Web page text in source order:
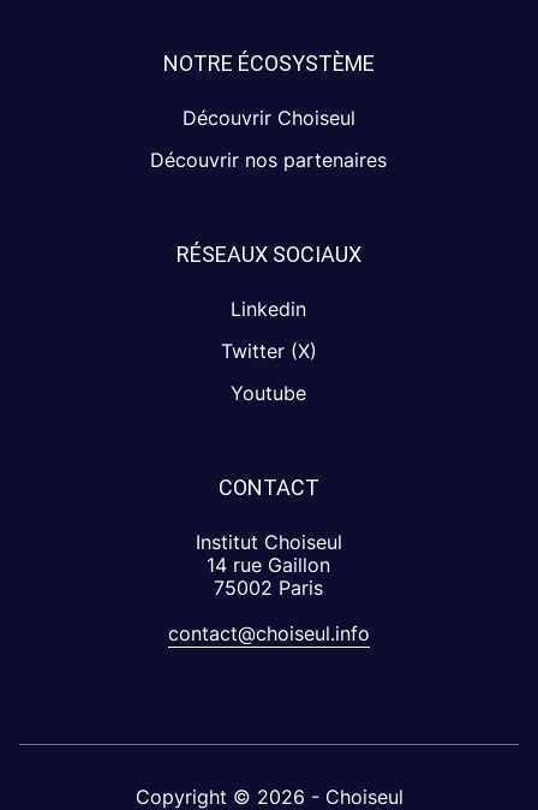
NOTRE ÉCOSYSTÈME
Découvrir Choiseul
Découvrir nos partenaires
RÉSEAUX SOCIAUX
Linkedin
Twitter (X)
Youtube
CONTACT
Institut Choiseul
14 rue Gaillon
75002 Paris
contact@choiseul.info
Copyright © 2026 - Choiseul